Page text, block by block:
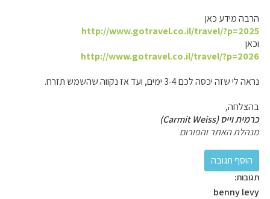
הרבה מידע כאן
http://www.gotravel.co.il/travel/?p=2025
וכאן
http://www.gotravel.co.il/travel/?p=2026
נראה לי שזה יכסה לכם 3-4 ימים, ועד אז נקווה שהשמש תזרח.
בהצלחה,
כרמית וייס (Carmit Weiss)
מנהלת האתר והפורום
תגובות:
benny levy